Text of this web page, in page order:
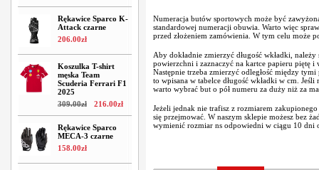
Rękawice Sparco K-
Attack czarne
206.00zł
Koszulka T-shirt
męska Team
Scuderia Ferrari F1
2025
309.00zł 216.00zł
Rękawice Sparco
MECA-3 czarne
158.00zł
Numeracja butów sportowych może być
standardowej numeracji obuwia. Warto więc
przed złożeniem zamówienia. W tym celu może
Aby dokładnie zmierzyć długość wkładki, należy
powierzchni i zaznaczyć na kartce papieru piętę i
Następnie trzeba zmierzyć odległość między tymi
to wpisana w tabelce długość wkładki w cm. Jeśli
warto wybrać but o pół numeru za duży niż za
Jeżeli jednak nie trafisz z rozmiarem
się przejmować. W naszym sklepie możesz bez
wymienić rozmiar ns odpowiedni w ciągu 10 dni